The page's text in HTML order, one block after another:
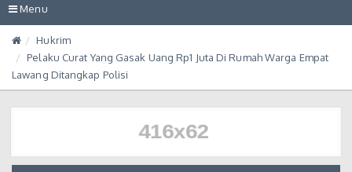
Toggle
navigation
Menu
Hukrim
Pelaku Curat Yang Gasak Uang Rp1 Juta Di Rumah Warga Empat
Lawang Ditangkap Polisi